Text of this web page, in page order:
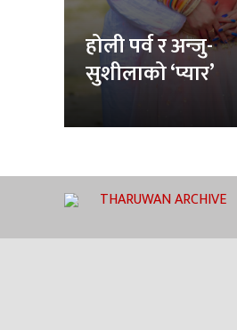
होली पर्व र अन्जु-
सुशीलाको ‘प्यार’
THARUWAN ARCHIVE